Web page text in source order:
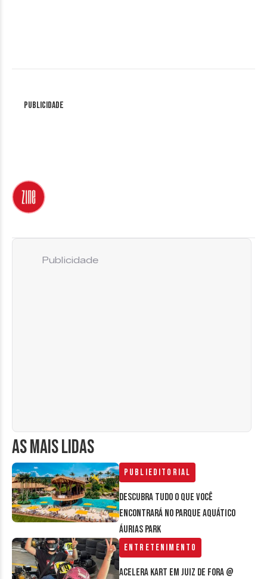
Publicidade
AS MAIS LIDAS
Publieditorial
Descubra tudo o que você
encontrará no parque aquático
Áurias Park
Entretenimento
Acelera Kart em Juiz de Fora @
Publicidade